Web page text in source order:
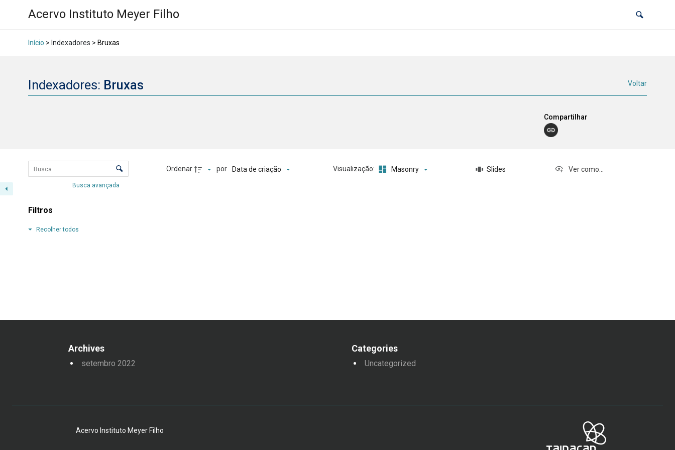
Acervo Instituto Meyer Filho
Início > Indexadores > Bruxas
Indexadores: Bruxas Voltar
Compartilhar
Lista de itens
Controle de ordenação e visualização
Busca avançada
Ordenar por Data de criação Visualização: Masonry Slides Ver como...
Filtros
Recolher todos
Archives
setembro 2022
Categories
Uncategorized
Acervo Instituto Meyer Filho